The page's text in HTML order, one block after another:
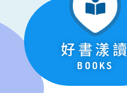
好書漾讀
BOOKS